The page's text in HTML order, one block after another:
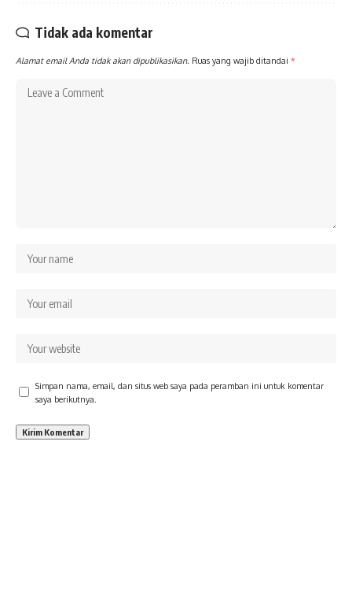
Tidak ada komentar
Alamat email Anda tidak akan dipublikasikan. Ruas yang wajib ditandai *
Simpan nama, email, dan situs web saya pada peramban ini untuk komentar
saya berikutnya.